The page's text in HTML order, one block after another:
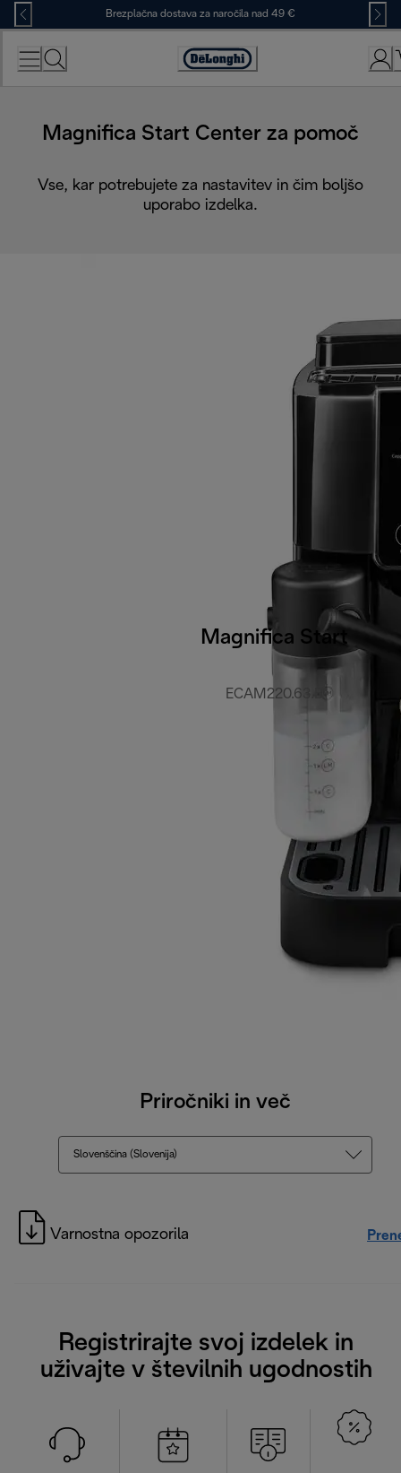
Skip
to
Content
Brezplačna dostava za naročila nad 49 €
Accessibility
Magnifica Start Center za pomoč
Vse, kar potrebujete za nastavitev in čim boljšo
uporabo izdelka.
Magnifica Start
ECAM220.63.B
Priročniki in več
Slovenščina (Slovenija)
Varnostna opozorila
Registrirajte svoj izdelek in
uživajte v številnih ugodnostih